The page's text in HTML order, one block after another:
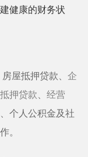
健康的财务状
房屋抵押贷款
企
押贷款
经营
、个人公积金及社
。